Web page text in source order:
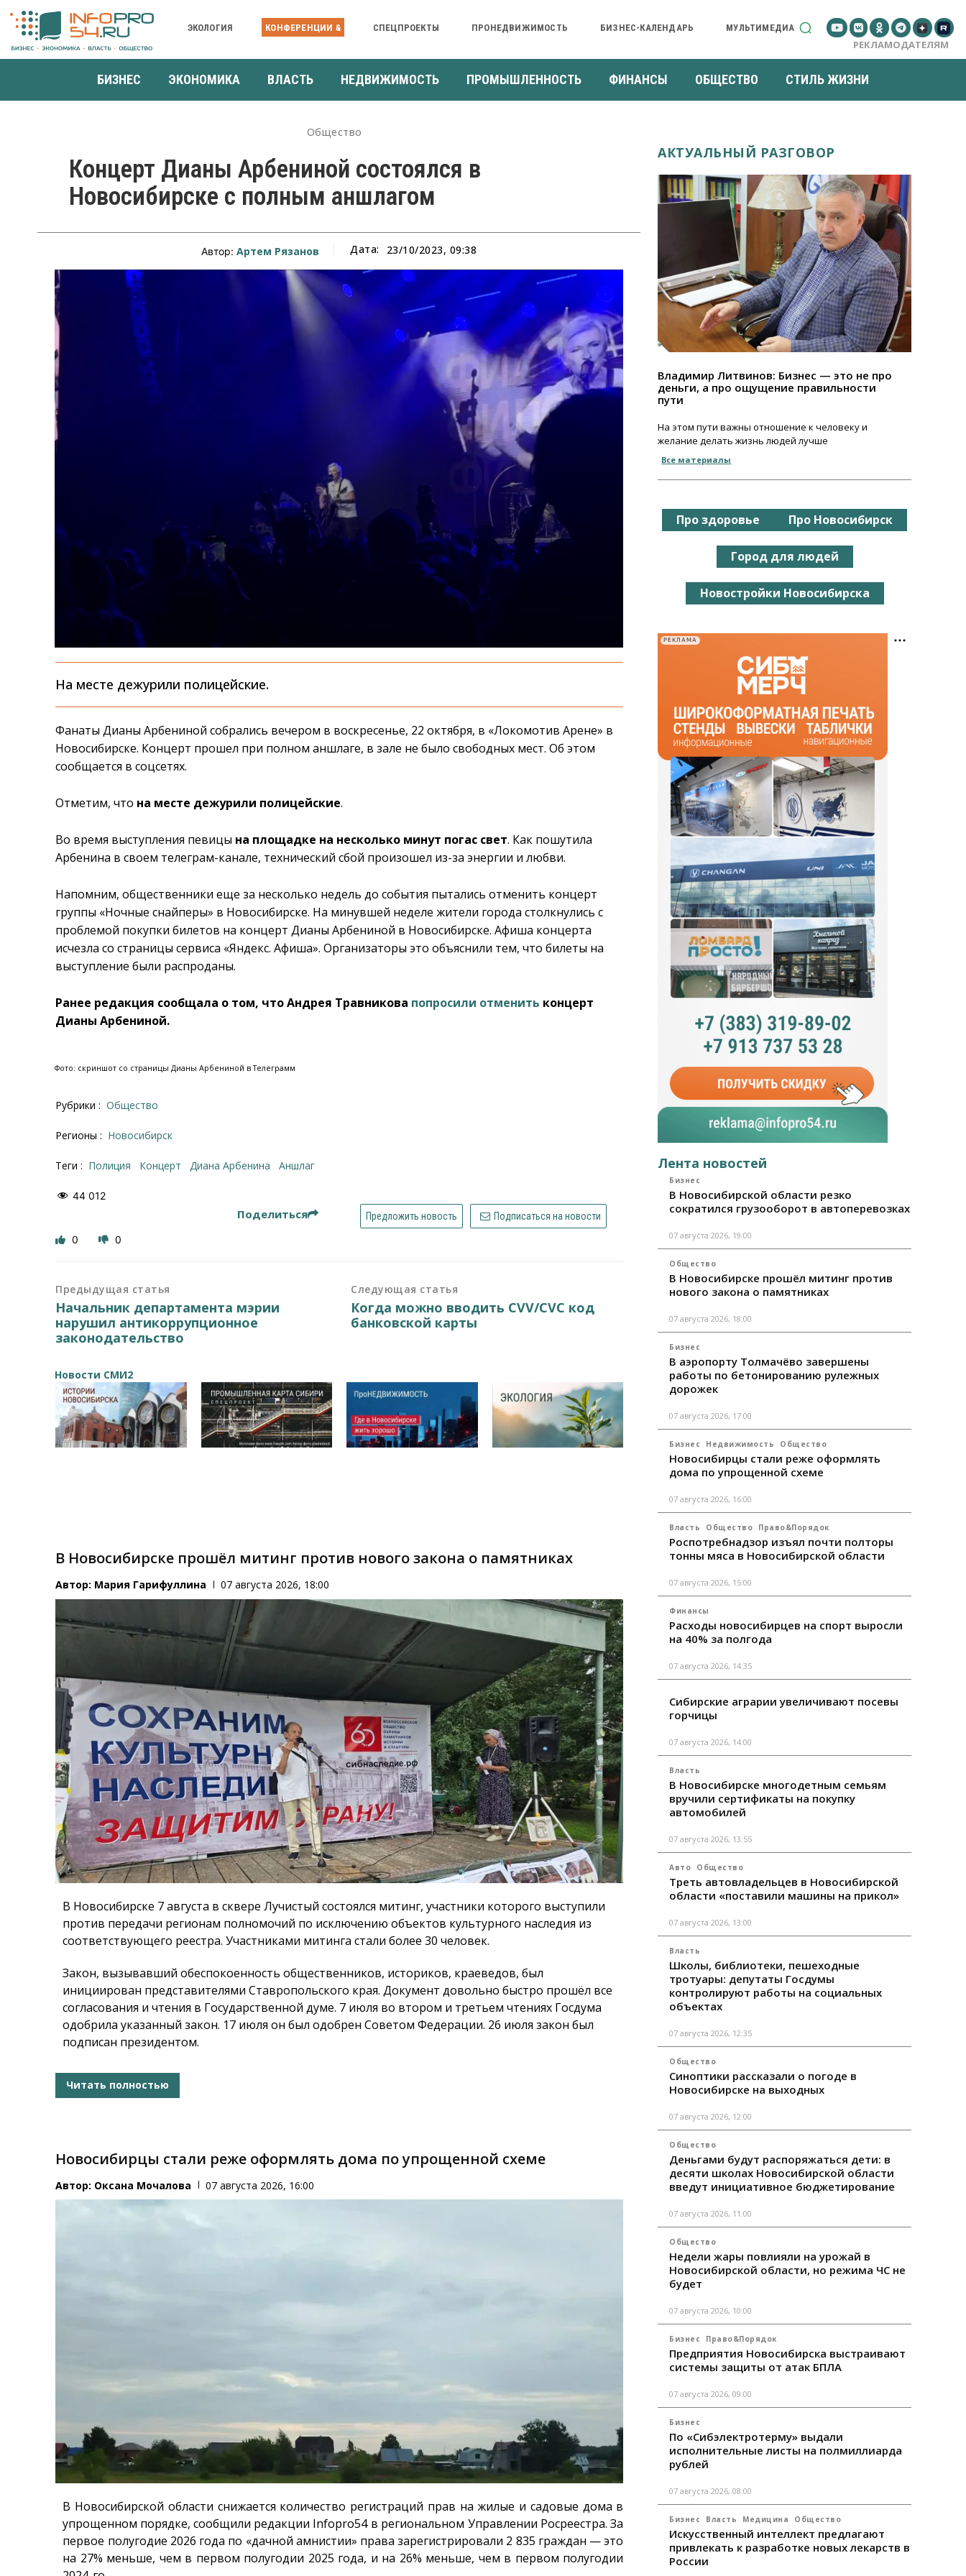
ЭКОЛОГИЯ КОНФЕРЕНЦИИ & СПЕЦПРОЕКТЫ ПРОНЕДВИЖИМОСТЬ БИЗНЕС-КАЛЕНДАРЬ МУЛЬТИМЕДИА
РЕКЛАМОДАТЕЛЯМ
БИЗНЕС ЭКОНОМИКА ВЛАСТЬ НЕДВИЖИМОСТЬ ПРОМЫШЛЕННОСТЬ ФИНАНСЫ ОБЩЕСТВО СТИЛЬ ЖИЗНИ
Общество
Концерт Дианы Арбениной состоялся в
Новосибирске с полным аншлагом
Автор:Артем Рязанов Дата: 23/10/2023, 09:38
На месте дежурили полицейские.
Фанаты Дианы Арбениной собрались вечером в воскресенье, 22 октября, в «Локомотив Арене» в
Новосибирске. Концерт прошел при полном аншлаге, в зале не было свободных мест. Об этом
сообщается в соцсетях.
Отметим, что на месте дежурили полицейские.
Во время выступления певицы на площадке на несколько минут погас свет. Как пошутила
Арбенина в своем телеграм-канале, технический сбой произошел из-за энергии и любви.
Напомним, общественники еще за несколько недель до события пытались отменить концерт
группы «Ночные снайперы» в Новосибирске. На минувшей неделе жители города столкнулись с
проблемой покупки билетов на концерт Дианы Арбениной в Новосибирске. Афиша концерта
исчезла со страницы сервиса «Яндекс. Афиша». Организаторы это объяснили тем, что билеты на
выступление были распроданы.
Ранее редакция сообщала о том, что Андрея Травникова попросили отменить концерт
Дианы Арбениной.
Фото: скриншот со страницы Дианы Арбениной в Телеграмм
Рубрики : Общество
Регионы : Новосибирск
Теги : полиция Концерт Диана Арбенина аншлаг
44 012
Поделиться Предложить новость Подписаться на новости
0 0
Предыдущая статья
Начальник департамента мэрии
нарушил антикоррупционное
законодательство
Следующая статья
Когда можно вводить CVV/CVC код
банковской карты
Новости СМИ2
В Новосибирске прошёл митинг против нового закона о памятниках
Автор: Мария Гарифуллина 07 августа 2026, 18:00
В Новосибирске 7 августа в сквере Лучистый состоялся митинг, участники которого выступили
против передачи регионам полномочий по исключению объектов культурного наследия из
соответствующего реестра. Участниками митинга стали более 30 человек.
Закон, вызывавший обеспокоенность общественников, историков, краеведов, был
инициирован представителями Ставропольского края. Документ довольно быстро прошёл все
согласования и чтения в Государственной думе. 7 июля во втором и третьем чтениях Госдума
одобрила указанный закон. 17 июля он был одобрен Советом Федерации. 26 июля закон был
подписан президентом.
Читать полностью
Новосибирцы стали реже оформлять дома по упрощенной схеме
Автор: Оксана Мочалова 07 августа 2026, 16:00
В Новосибирской области снижается количество регистраций прав на жилые и садовые дома в
упрощенном порядке, сообщили редакции Infopro54в региональном Управлении Росреестра. За
первое полугодие 2026 года по «дачной амнистии» права зарегистрировали 2 835 граждан — это
на 27% меньше, чем в первом полугодии 2025 года, и на 26% меньше, чем в первом полугодии
АКТУАЛЬНЫЙ РАЗГОВОР
Владимир Литвинов: Бизнес — это не про
деньги, а про ощущение правильности
пути
На этом пути важны отношение к человеку и
желание делать жизнь людей лучше
Все материалы
Про здоровье Про Новосибирск
Город для людей
Новостройки Новосибирска
РЕКЛАМА
Лента новостей
Бизнес
В Новосибирской области резко
сократился грузооборот в автоперевозках
07 августа 2026, 19:00
Общество
В Новосибирске прошёл митинг против
нового закона о памятниках
07 августа 2026, 18:00
Бизнес
В аэропорту Толмачёво завершены
работы по бетонированию рулежных
дорожек
07 августа 2026, 17:00
Бизнес Недвижимость Общество
Новосибирцы стали реже оформлять
дома по упрощенной схеме
07 августа 2026, 16:00
Власть Общество Право&Порядок
Роспотребнадзор изъял почти полторы
тонны мяса в Новосибирской области
07 августа 2026, 15:00
Финансы
Расходы новосибирцев на спорт выросли
на 40% за полгода
07 августа 2026, 14:35
Сибирские аграрии увеличивают посевы
горчицы
07 августа 2026, 14:00
Власть
В Новосибирске многодетным семьям
вручили сертификаты на покупку
автомобилей
07 августа 2026, 13:55
Авто Общество
Треть автовладельцев в Новосибирской
области «поставили машины на прикол»
07 августа 2026, 13:00
Власть
Школы, библиотеки, пешеходные
тротуары: депутаты Госдумы
контролируют работы на социальных
объектах
07 августа 2026, 12:35
Общество
Синоптики рассказали о погоде в
Новосибирске на выходных
07 августа 2026, 12:00
Общество
Деньгами будут распоряжаться дети: в
десяти школах Новосибирской области
введут инициативное бюджетирование
07 августа 2026, 11:00
Общество
Недели жары повлияли на урожай в
Новосибирской области, но режима ЧС не
будет
07 августа 2026, 10:00
Бизнес Право&Порядок
Предприятия Новосибирска выстраивают
системы защиты от атак БПЛА
07 августа 2026, 09:00
Бизнес
По «Сибэлектротерму» выдали
исполнительные листы на полмиллиарда
рублей
07 августа 2026, 08:00
Бизнес Власть Медицина Общество
Искусственный интеллект предлагают
привлекать к разработке новых лекарств в
России